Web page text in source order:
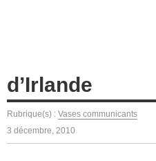
d’Irlande
Rubrique(s) : Vases communicants
3 décembre, 2010